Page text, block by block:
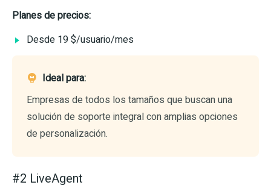
Planes de precios:
Desde 19 $/usuario/mes
Ideal para:
Empresas de todos los tamaños que buscan una
solución de soporte integral con amplias opciones
de personalización.
#2 LiveAgent